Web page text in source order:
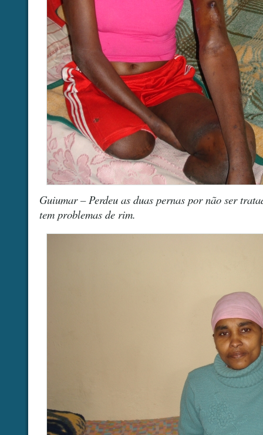
Guiumar – Perdeu as duas pernas por não ser
tem problemas de rim.